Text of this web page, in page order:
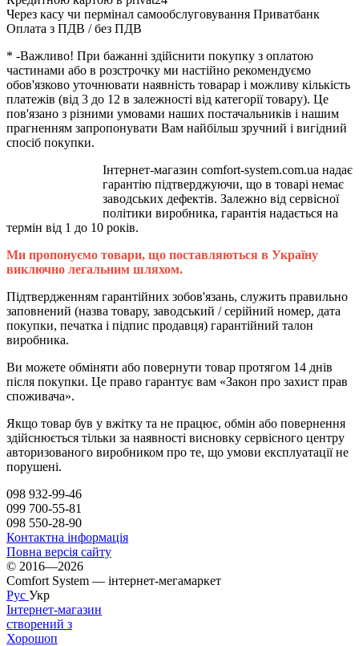
Через касу чи пермінал самообслуговування Приватбанк
Оплата з ПДВ / без ПДВ
* -Важливо! При бажанні здійснити покупку з оплатою
частинами або в розстрочку ми настійно рекомендуємо
обов'язково уточнювати наявність товарар і можливу кількість
платежів (від 3 до 12 в залежності від категорії товару). Це
пов'язано з різними умовами наших постачальників і нашим
прагненням запропонувати Вам найбільш зручний і вигідний
спосіб покупки.
Інтернет-магазин comfort-system.com.ua надає
гарантію підтверджуючи, що в товарі немає
заводських дефектів. Залежно від сервісної
політики виробника, гарантія надається на
термін від 1 до 10 років.
Ми пропонуємо товари, що поставляються в Україну
виключно легальним шляхом.
Підтвердженням гарантійних зобов'язань, служить правильно
заповнений (назва товару, заводський / серійний номер, дата
покупки, печатка і підпис продавця) гарантійний талон
виробника.
Ви можете обміняти або повернути товар протягом 14 днів
після покупки. Це право гарантує вам «Закон про захист прав
споживача».
Якщо товар був у вжітку та не працює, обмін або повернення
здійснюється тільки за наявності висновку сервісного центру
авторизованого виробником про те, що умови експлуатації не
порушені.
098 932-99-46
099 700-55-81
098 550-28-90
Контактна інформація
Повна версія сайту
© 2016—2026
Comfort System — інтернет-мегамаркет
Рус Укр
Інтернет-магазин
створений з
Хорошоп